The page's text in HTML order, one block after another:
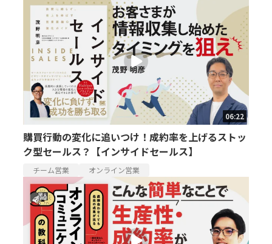
06:22
購買行動の変化に追いつけ！成約率を上げるストッ
ク型セールス？【インサイドセールス】
チーム営業 オンライン営業